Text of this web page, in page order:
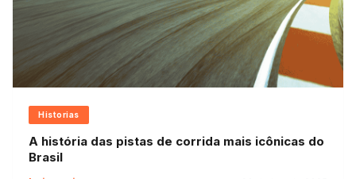
Historias
A história das pistas de corrida mais icônicas do
Brasil